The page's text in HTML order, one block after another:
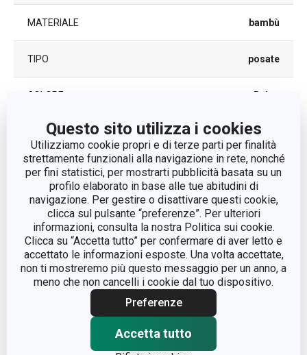
Questo sito utilizza i cookies
Utilizziamo cookie propri e di terze parti per finalità
strettamente funzionali alla navigazione in rete, nonché
per fini statistici, per mostrarti pubblicità basata su un
profilo elaborato in base alle tue abitudini di
navigazione. Per gestire o disattivare questi cookie,
clicca sul pulsante “preferenze”. Per ulteriori
informazioni, consulta la nostra Politica sui cookie.
Clicca su “Accetta tutto” per confermare di aver letto e
accettato le informazioni esposte. Una volta accettate,
non ti mostreremo più questo messaggio per un anno, a
meno che non cancelli i cookie dal tuo dispositivo.
Preferenze
Accetta tutto
MATERIALE bambù
TIPO posate
COLORE Beige
LAVAGGIO IN LAVASTOVIGLIE
EAN 8595028409574
DURATA DELLA GARANZIA (IN
ANNI)
2
Pacchetto